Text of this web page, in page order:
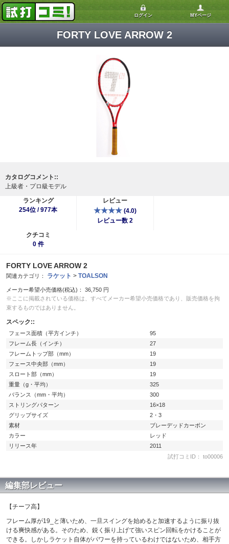
ログイン MYページ
FORTY LOVE ARROW 2
カタログコメント::
上級者・プロ級モデル
ランキング
254位 / 977本
レビュー
★★★★(4.0)
レビュー数 2
クチコミ
0 件
FORTY LOVE ARROW 2
関連カテゴリ： ラケット > TOALSON
メーカー希望小売価格(税込)： 36,750 円
※ここに掲載されている価格は、すべてメーカー希望小売価格であり、販売価格を拘
束するものではありません。
スペック::
フェース面積（平方インチ）
95
フレーム長（インチ）
27
フレームトップ部（mm）
19
フェース中央部（mm）
19
スロート部（mm）
19
重量（g・平均）
325
バランス（mm・平均）
300
ストリングパターン
16×18
グリップサイズ
2・3
素材
ブレーデッドカーボン
カラー
レッド
リリース年
2011
試打コミID： to00006
編集部レビュー
【チーフ高】
フレーム厚が19_と薄いため、一旦スイングを始めると加速するように振り抜
ける爽快感がある。そのため、鋭く振り上げて強いスピン回転をかけることが
できる。しかしラケット自体がパワーを持っているわけではないため、相手方